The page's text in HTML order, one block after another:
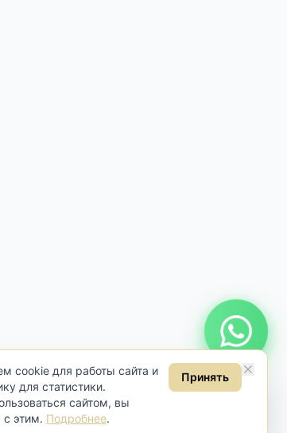
cookie для работы сайта и
для статистики.
сайтом, вы
с этим. Подробнее.
Принять